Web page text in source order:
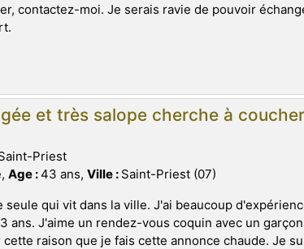
contactez-moi. Je serais ravie de pouvoir
et très salope cherche à
Priest
Age :43 ans, Ville : Saint-Priest (07)
seule qui vit dans la ville. J'ai beaucoup
ans. J'aime un rendez-vous coquin avec un
raison que je fais cette annonce chaude. Je